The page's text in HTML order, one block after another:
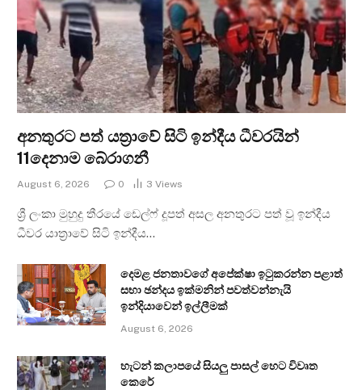
අනතුරට පත් යත්‍රාවේ සිටි ඉන්දීය ධීවරයින්
11දෙනාම බේරාගනී
August 6, 2026 0 3 Views
ශ්‍රී ලංකා මුහුදු තීරයේ ඩෙල්ෆ් දූපත් අසල අනතුරට පත් වූ ඉන්දීය
ධීවර යාත්‍රාවේ සිටි ඉන්දීය…
දෙමළ ජනතාවගේ අපේක්ෂා ඉටුකරන්න පළාත්
සභා ඡන්දය ඉක්මනින් පවත්වන්නැයි
ඉන්දියාවෙන් ඉල්ලීමක්
August 6, 2026
හැටන් කලාපයේ සියලු පාසල් හෙට විවෘත
කෙරේ